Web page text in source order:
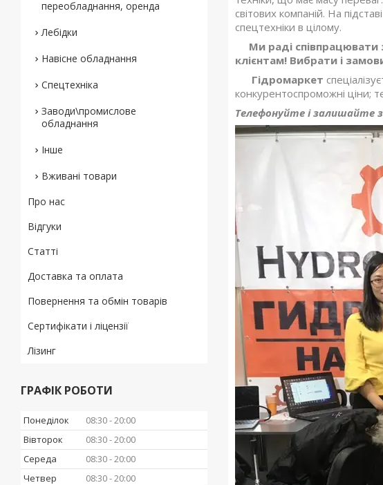
світових компаній. На
спецтехніки в цілому.
Ми раді співпрацювати
клієнтам! Вибрати і
Гідромаркет
конкурентоспроможні ціни;
Телефонуйте і залишайте
переобладнання, оренда
Лебідки
Навісне обладнання
Спецтехніка
Заводи\промислове
обладнання
Інше
Вживані товари
Про нас
Відгуки
Статті
Доставка та оплата
Повернення та обмін товарів
Сертифікати і ліцензії
Лізинг
ГРАФІК РОБОТИ
Понеділок 08:30 20:00
Вівторок
08:30 20:00
Середа
08:30 20:00
Четвер
08:30 20:00